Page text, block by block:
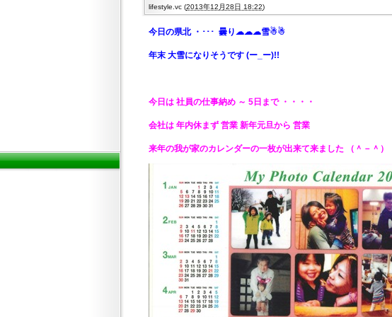
lifestyle.vc (2013年12月28日 18:22)
今日の県北 ・･･･ 曇り☁☁☁雪☃☃
年末 大雪になりそうです (ー_ー)!!
今日は 社員の仕事納め ～ 5日まで ・・・・
会社は 年内休まず 営業 新年元旦から 営業
来年の我が家のカレンダーの一枚が出来て来ました （＾－＾）